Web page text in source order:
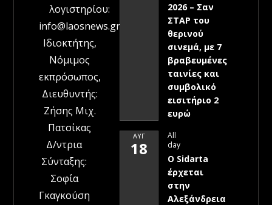
λογιστηρίου:
info@laosnews.gr
Ιδιοκτήτης,
Νόμιμος
εκπρόσωπος,
Διευθυντής:
Ζήσης Μιχ.
Πατσίκας
Δ/ντρια
Σύνταξης:
Σοφία
Γκαγκούση
2026 – Σαν
ΣΤΑΡ του
θερινού
σινεμά, με 7
βραβευμένες
ταινίες και
συμβολικό
εισιτήριο 2
ευρώ
ΑΥΓ
18
All
day
Ο Sidarta
έρχεται
στην
Αλεξάνδρεια